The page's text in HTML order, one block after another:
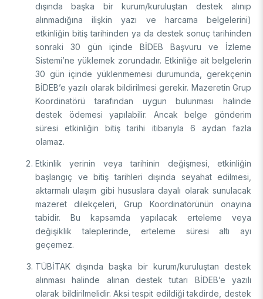
dışında başka bir kurum/kuruluştan destek alınıp
alınmadığına ilişkin yazı ve harcama belgelerini)
etkinliğin bitiş tarihinden ya da destek sonuç tarihinden
sonraki 30 gün içinde BİDEB Başvuru ve İzleme
Sistemi’ne yüklemek zorundadır. Etkinliğe ait belgelerin
30 gün içinde yüklenmemesi durumunda, gerekçenin
BİDEB’e yazılı olarak bildirilmesi gerekir. Mazeretin Grup
Koordinatörü tarafından uygun bulunması halinde
destek ödemesi yapılabilir. Ancak belge gönderim
süresi etkinliğin bitiş tarihi itibarıyla 6 aydan fazla
olamaz.
Etkinlik yerinin veya tarihinin değişmesi, etkinliğin
başlangıç ve bitiş tarihleri dışında seyahat edilmesi,
aktarmalı ulaşım gibi hususlara dayalı olarak sunulacak
mazeret dilekçeleri, Grup Koordinatörünün onayına
tabidir. Bu kapsamda yapılacak erteleme veya
değişiklik taleplerinde, erteleme süresi altı ayı
geçemez.
TÜBİTAK dışında başka bir kurum/kuruluştan destek
alınması halinde alınan destek tutarı BİDEB’e yazılı
olarak bildirilmelidir. Aksi tespit edildiği takdirde, destek